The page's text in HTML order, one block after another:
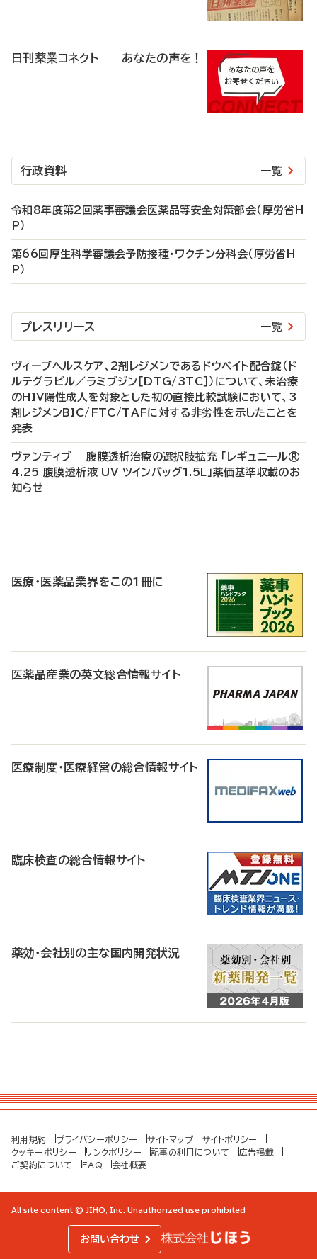
日刊薬業コネクト あなたの声を！
行政資料 一覧
令和8年度第2回薬事審議会医薬品等安全対策部会（厚労省H
P）
第66回厚生科学審議会予防接種・ワクチン分科会（厚労省H
P）
プレスリリース 一覧
ヴィーブヘルスケア、2剤レジメンであるドウベイト配合錠（ド
ルテグラビル／ラミブジン［DTG/3TC］）について、未治療
のHIV陽性成人を対象とした初の直接比較試験において、3
剤レジメンBIC/FTC/TAFに対する非劣性を示したことを
発表
ヴァンティブ 腹膜透析治療の選択肢拡充 「レギュニール®
4.25 腹膜透析液 UV ツインバッグ1.5L」薬価基準収載のお
知らせ
医療・医薬品業界をこの1冊に
医薬品産業の英文総合情報サイト
医療制度・医療経営の総合情報サイト
臨床検査の総合情報サイト
薬効・会社別の主な国内開発状況
利用規約 プライバシーポリシー サイトマップ
サイトポリシー
クッキーポリシー
リンクポリシー 記事の利用について
広告掲載
ご契約について
FAQ 会社概要
All site content © JIHO, Inc. Unauthorized use prohibited
お問い合わせ